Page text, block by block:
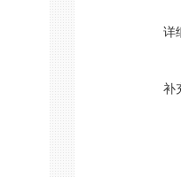
详
补